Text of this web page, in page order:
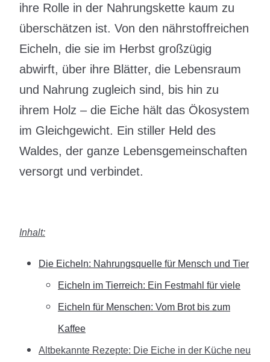
ihre Rolle in der Nahrungskette kaum zu
überschätzen ist. Von den nährstoffreichen
Eicheln, die sie im Herbst großzügig
abwirft, über ihre Blätter, die Lebensraum
und Nahrung zugleich sind, bis hin zu
ihrem Holz – die Eiche hält das Ökosystem
im Gleichgewicht. Ein stiller Held des
Waldes, der ganze Lebensgemeinschaften
versorgt und verbindet.
Inhalt:
Die Eicheln: Nahrungsquelle für Mensch und Tier
Eicheln im Tierreich: Ein Festmahl für viele
Eicheln für Menschen: Vom Brot bis zum
Kaffee
Altbekannte Rezepte: Die Eiche in der Küche neu